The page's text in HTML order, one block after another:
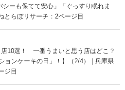
ーも保てて安心」「ぐっすり眠れま
とらぼリサーチ：2ページ目
10選！ 一番うまいと思う店はどこ？
ョンケーキの日」！】（2/4） | 兵庫県
ジ目